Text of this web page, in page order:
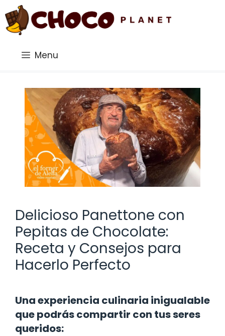
Saltar
al
contenido
Menu
Delicioso Panettone con
Pepitas de Chocolate:
Receta y Consejos para
Hacerlo Perfecto
Una experiencia culinaria inigualable
que podrás compartir con tus seres
queridos: